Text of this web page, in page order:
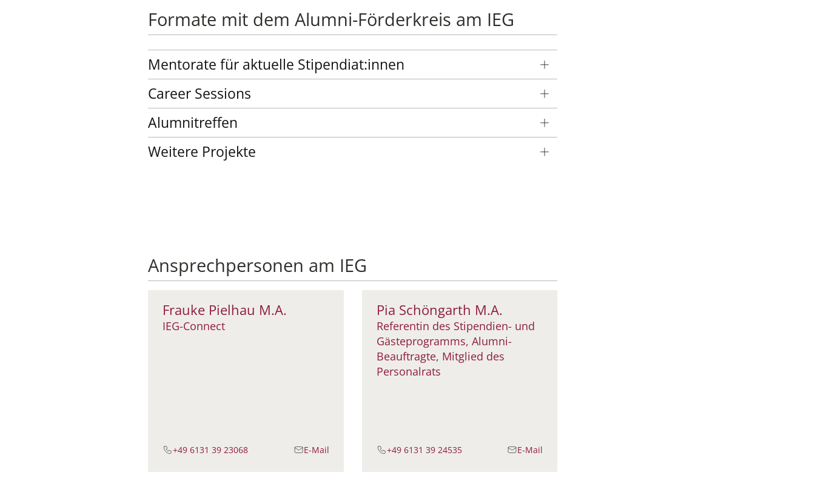
Formate mit dem Alumni-Förderkreis am IEG
Mentorate für aktuelle Stipendiat:innen
Career Sessions
Alumnitreffen
Weitere Projekte
Ansprechpersonen am IEG
Frauke Pielhau M.A.
IEG-Connect
+49 6131 39 23068 E-Mail
Pia Schöngarth M.A.
Referentin des Stipendien- und
Gästeprogramms, Alumni-
Beauftragte, Mitglied des
Personalrats
+49 6131 39 24535 E-Mail